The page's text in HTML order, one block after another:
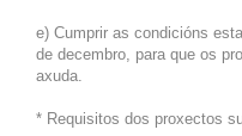
e) Cumprir as condicións
de decembro, para que os
axuda.
* Requisitos dos proxectos